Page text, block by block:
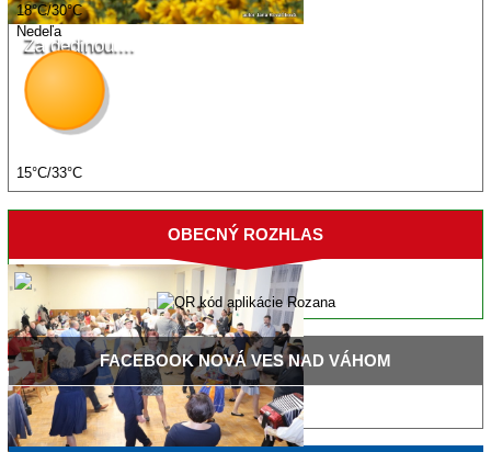
Za dedinou....
18°C/30°C
Nedeľa
15°C/33°C
OBECNÝ ROZHLAS
FACEBOOKNOVÁ VES NAD VÁHOM